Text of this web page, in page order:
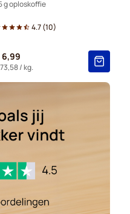
g oploskoffie
4.7(10)
/ kg.